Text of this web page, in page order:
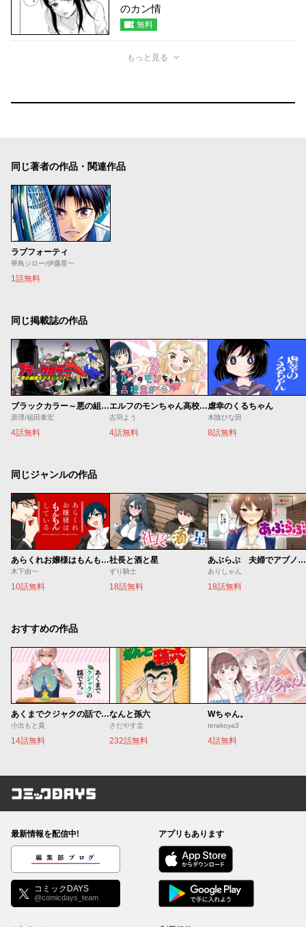
のカン情
無料
もっと見る
同じ著者の作品・関連作品
ラブフォーティ
華鳥ジロー/伊藤星一
1話無料
同じ掲載誌の作品
ブラックカラー～悪の組織をマネジメント～
原理/福田泰宏
4話無料
エルフのモンちゃん高校生!!
志羽よう
4話無料
虐幸のくるちゃん
木陰ひな田
8話無料
同じジャンルの作品
あらくれお嬢様はもんもんしている
木下由一
10話無料
社長と酒と星
ずり騎士
18話無料
あぶらぶ 夫婦でアブノーマルなラブしませんか？
ありしゃん
18話無料
おすすめの作品
あくまでクジャクの話です。
小出もと貴
14話無料
なんと孫六
さだやす圭
232話無料
Wちゃん。
terakoya3
4話無料
コミックDAYS
最新情報を配信中!
編集部ブログ
コミックDAYS
@comicdays_team
アプリもあります